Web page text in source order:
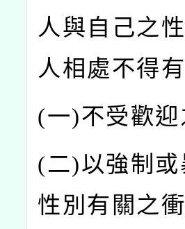
人與自己之
人相處不得
(一)不受歡
(二)以強制
性別有關之衝